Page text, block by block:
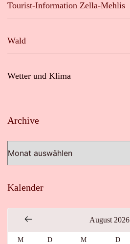
Tourist-Information Zella-Mehlis
Wald
Wetter und Klima
Archive
Kalender
August 2026
M D M D